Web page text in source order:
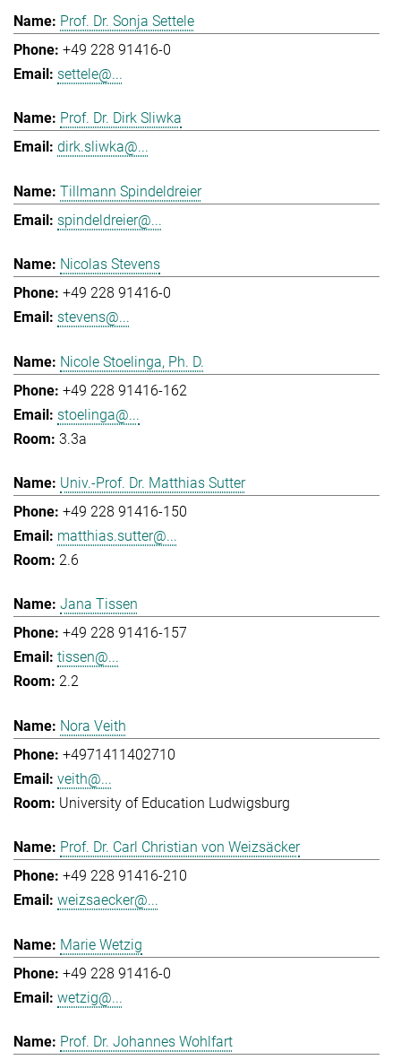
Prof. Dr. Sonja Settele
+49 228 91416-0
settele@...
Prof. Dr. Dirk Sliwka
dirk.sliwka@...
Tillmann Spindeldreier
spindeldreier@...
Nicolas Stevens
+49 228 91416-0
stevens@...
Nicole Stoelinga, Ph. D.
+49 228 91416-162
stoelinga@...
3.3a
Univ.-Prof. Dr. Matthias Sutter
+49 228 91416-150
matthias.sutter@...
2.6
Jana Tissen
+49 228 91416-157
tissen@...
2.2
Nora Veith
+4971411402710
veith@...
University of Education Ludwigsburg
Prof. Dr. Carl Christian von Weizsäcker
+49 228 91416-210
weizsaecker@...
Marie Wetzig
+49 228 91416-0
wetzig@...
Prof. Dr. Johannes Wohlfart